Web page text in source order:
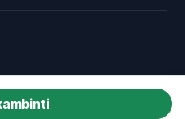
- Skelbimai žemės ūkiui.